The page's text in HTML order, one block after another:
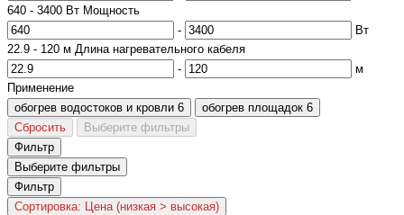
640 - 3400 Вт Мощность
-
Вт
22.9 - 120 м Длина нагревательного кабеля
-
м
Применение
обогрев водостоков и кровли 6 обогрев площадок 6
Сбросить
Выберите фильтры
Фильтр
Выберите фильтры
Фильтр
Сортировка: Цена (низкая > высокая)